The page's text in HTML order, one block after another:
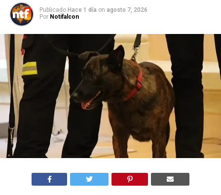
Publicado Hace 1 día on agosto 7, 2026
Por Notifalcon